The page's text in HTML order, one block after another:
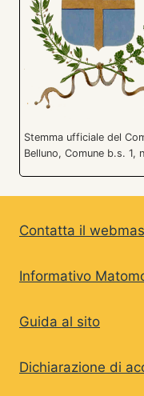
Stemma ufficiale del
Belluno, Comune b.s. 1,
Contatta il
Informativo
Guida al sito
Dichiarazione di